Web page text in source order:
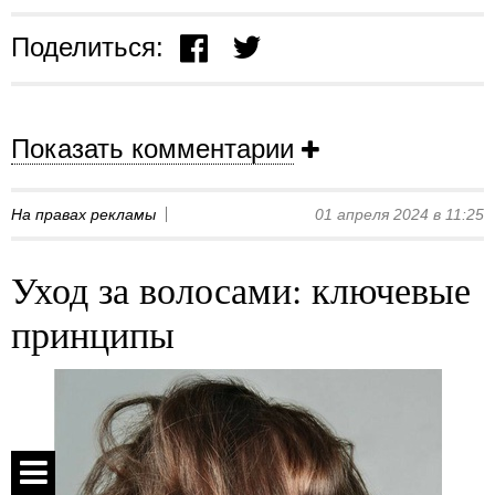
Поделиться:
Показать комментарии
На правах рекламы 01 апреля 2024 в 11:25
Уход за волосами: ключевые
принципы